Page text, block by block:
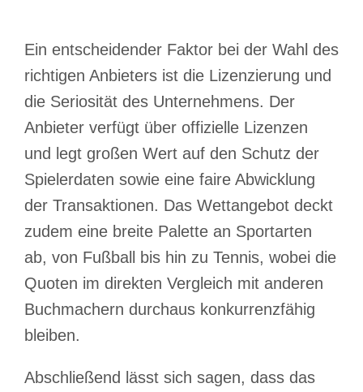
Ein entscheidender Faktor bei der Wahl des
richtigen Anbieters ist die Lizenzierung und
die Seriosität des Unternehmens. Der
Anbieter verfügt über offizielle Lizenzen
und legt großen Wert auf den Schutz der
Spielerdaten sowie eine faire Abwicklung
der Transaktionen. Das Wettangebot deckt
zudem eine breite Palette an Sportarten
ab, von Fußball bis hin zu Tennis, wobei die
Quoten im direkten Vergleich mit anderen
Buchmachern durchaus konkurrenzfähig
bleiben.
Abschließend lässt sich sagen, dass das